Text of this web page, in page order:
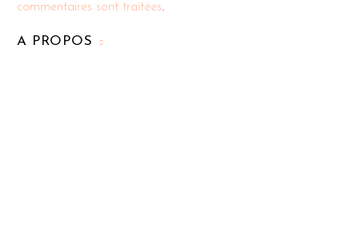
commentaires sont traitées.
A PROPOS